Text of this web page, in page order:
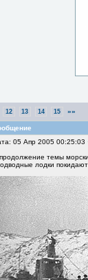
12 13 14 15 »»
05 Апр 2005 00:25:03
темы
лодки